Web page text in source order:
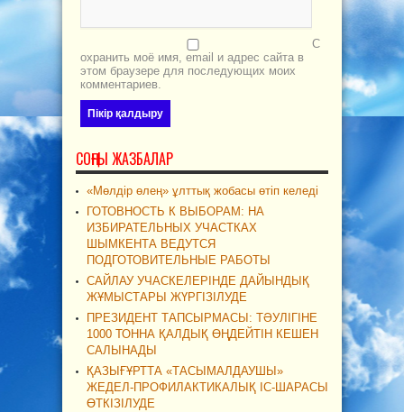
С
охранить моё имя, email и адрес сайта в
этом браузере для последующих моих
комментариев.
СОҢҒЫ ЖАЗБАЛАР
«Мөлдір өлең» ұлттық жобасы өтіп келеді
ГОТОВНОСТЬ К ВЫБОРАМ: НА
ИЗБИРАТЕЛЬНЫХ УЧАСТКАХ
ШЫМКЕНТА ВЕДУТСЯ
ПОДГОТОВИТЕЛЬНЫЕ РАБОТЫ
САЙЛАУ УЧАСКЕЛЕРІНДЕ ДАЙЫНДЫҚ
ЖҰМЫСТАРЫ ЖҮРГІЗІЛУДЕ
ПРЕЗИДЕНТ ТАПСЫРМАСЫ: ТӘУЛІГІНЕ
1000 ТОННА ҚАЛДЫҚ ӨҢДЕЙТІН КЕШЕН
САЛЫНАДЫ
ҚАЗЫҒҰРТТА «ТАСЫМАЛДАУШЫ»
ЖЕДЕЛ-ПРОФИЛАКТИКАЛЫҚ ІС-ШАРАСЫ
ӨТКІЗІЛУДЕ